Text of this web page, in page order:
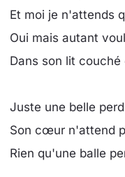
Et moi je n'attends
Oui mais autant
Dans son lit
Juste une belle
Son cœur n'attend
Rien qu'une balle